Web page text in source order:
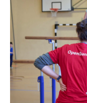
Emplois
Contact